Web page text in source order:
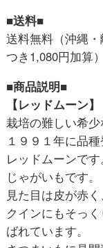
■送料■
送料無料（沖縄
つき1,080円加算）
■商品説明■
【レッドムーン】
栽培の難しい希少
１９９１年に品
レッドムーンで
じゃがいもです。
見た目は皮が赤
クインにもそっ
ばれています。